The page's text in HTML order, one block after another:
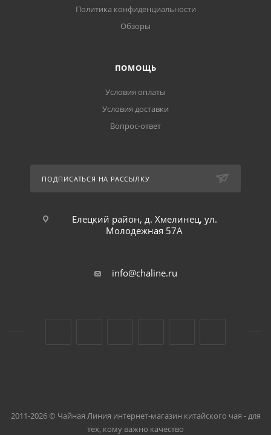
Политика конфиденциальности
Обзоры
ПОМОЩЬ
Условия оплаты
Условия доставки
Вопрос-ответ
ПОДПИСАТЬСЯ НА РАССЫЛКУ
Елецкий район, д. Хмелинец, ул.
Молодежная 57А
info@chaline.ru
2011-2026 © Чайная Линия интернет-магазин китайского чая - для
тех, кому важно качество